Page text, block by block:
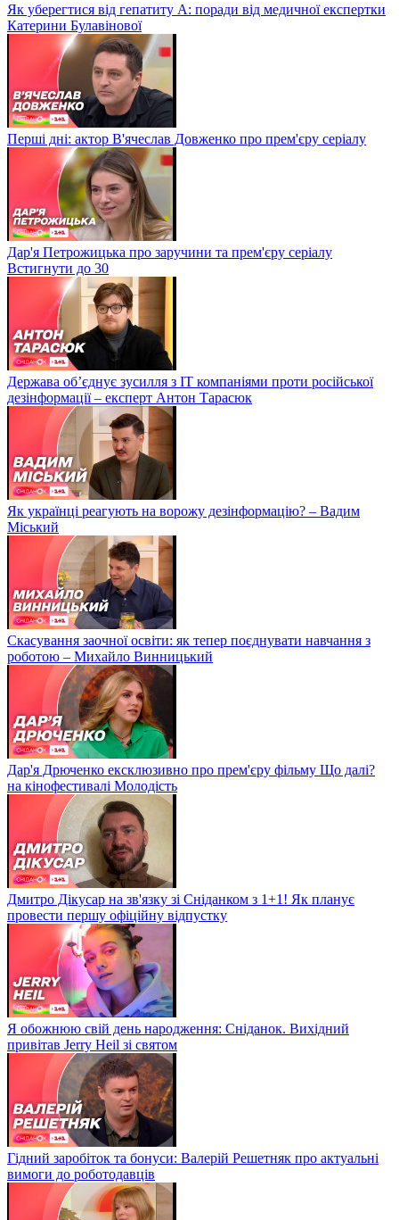
Як уберегтися від гепатиту А: поради від медичної експертки
Катерини Булавінової
Перші дні: актор В'ячеслав Довженко про прем'єру серіалу
Дар'я Петрожицька про заручини та прем'єру серіалу
Встигнути до 30
Держава об’єднує зусилля з ІТ компаніями проти російської
дезінформації – експерт Антон Тарасюк
Як українці реагують на ворожу дезінформацію? – Вадим
Міський
Скасування заочної освіти: як тепер поєднувати навчання з
роботою – Михайло Винницький
Дар'я Дрюченко ексклюзивно про прем'єру фільму Що далі?
на кінофестивалі Молодість
Дмитро Дікусар на зв'язку зі Сніданком з 1+1! Як планує
провести першу офіційну відпустку
Я обожнюю свій день народження: Сніданок. Вихідний
привітав Jerry Heil зі святом
Гідний заробіток та бонуси: Валерій Решетняк про актуальні
вимоги до роботодавців